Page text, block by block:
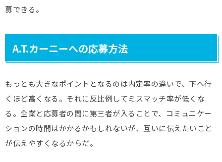
募できる。
A.T.カーニーへの応募方法
もっとも大きなポイントとなるのは内定率の違いで、下へ行
くほど高くなる。それに反比例してミスマッチ率が低くな
る。企業と応募者の間に第三者が入ることで、コミュニケー
ションの時間はかかるかもしれないが、互いに伝えたいこと
が伝えやすくなるからだ。